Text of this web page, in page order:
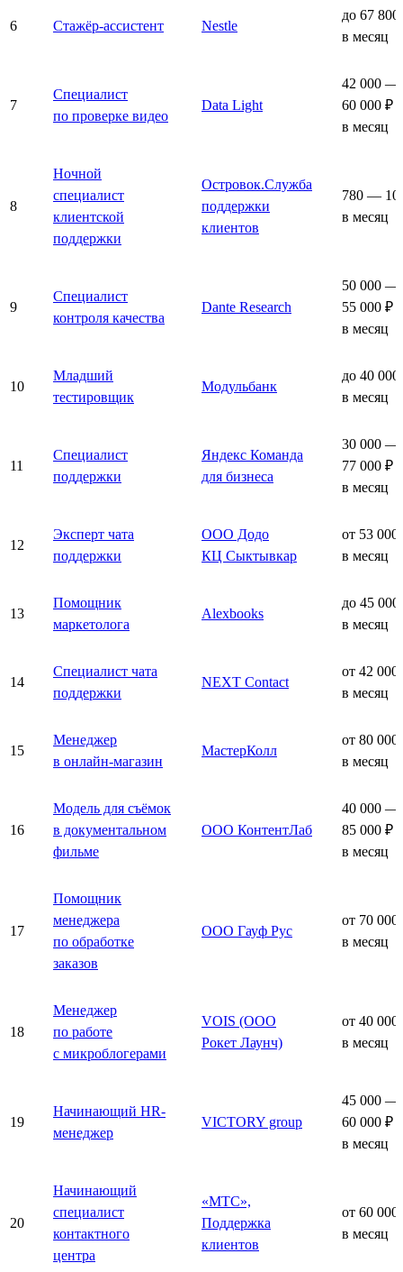
6 Стажёр-ассистент Nestle
до 67 800
в месяц
7
Специалист
по проверке видео
Data Light
42 000 —
60 000 ₽
в месяц
8
Ночной
специалист
клиентской
поддержки
Островок.Служба
поддержки
клиентов
780 —
в месяц
9
Специалист
контроля качества
Dante Research
50 000 —
55 000 ₽
в месяц
10
Младший
тестировщик
Модульбанк
до 40 000
в месяц
11
Специалист
поддержки
Яндекс Команда
для бизнеса
30 000 —
77 000 ₽
в месяц
12
Эксперт чата
поддержки
ООО Додо
КЦ Сыктывкар
от 53 000
в месяц
13
Помощник
маркетолога
Alexbooks
до 45 000
в месяц
14
Специалист чата
поддержки
NEXT Contact
от 42 000
в месяц
15
Менеджер
в онлайн-магазин
МастерКолл
от 80 000
в месяц
16
Модель для съёмок
в документальном
фильме
ООО КонтентЛаб
40 000 —
85 000 ₽
в месяц
17
Помощник
менеджера
по обработке
заказов
ООО Гауф Рус
от 70 000
в месяц
18
Менеджер
по работе
с микроблогерами
VOIS (ООО
Рокет Лаунч)
от 40 000
в месяц
19
Начинающий HR-
менеджер
VICTORY group
45 000 —
60 000 ₽
в месяц
20
Начинающий
специалист
контактного
центра
«МТС»,
Поддержка
клиентов
от 60 000
в месяц